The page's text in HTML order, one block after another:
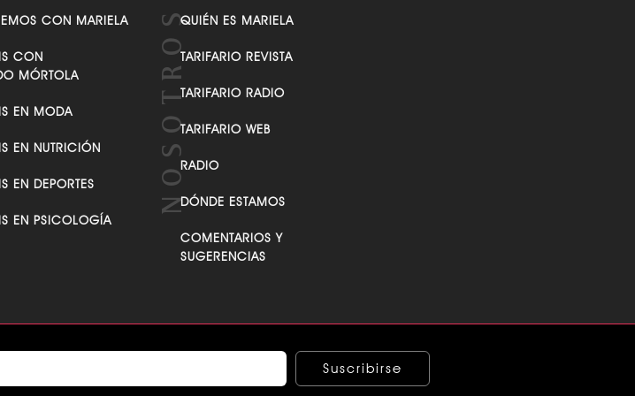
CON MARIELA
CON
MÓRTOLA
EN MODA
EN NUTRICIÓN
EN DEPORTES
EN PSICOLOGÍA
QUIÉN ES MARIELA
TARIFARIO REVISTA
TARIFARIO RADIO
TARIFARIO WEB
RADIO
DÓNDE ESTAMOS
COMENTARIOS Y
SUGERENCIAS
Suscribirse